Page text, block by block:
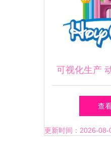
啊！！——不
着那些老故事
制作规格,
可视化生产
梦幻工厂
查
更新时间：2026-